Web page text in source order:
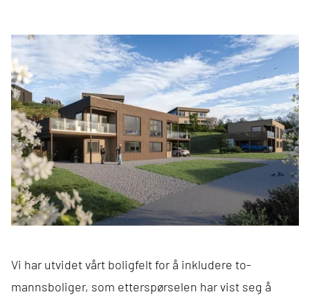
Vi har utvidet vårt boligfelt for å inkludere to-
mannsboliger, som etterspørselen har vist seg å